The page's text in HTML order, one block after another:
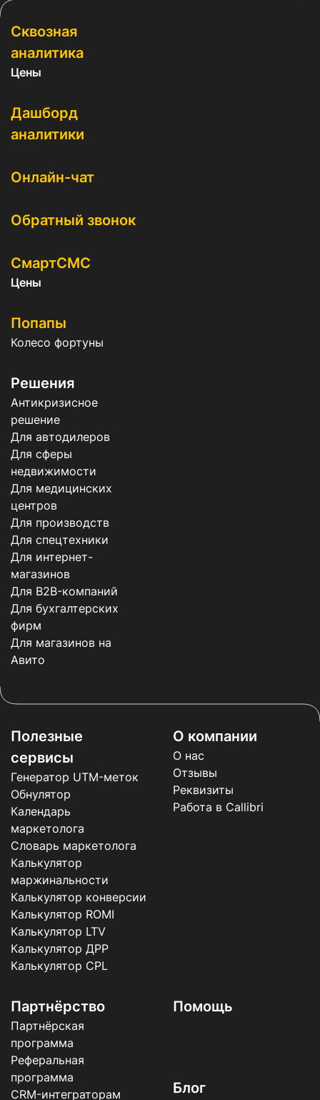
Сквозная
аналитика
Цены
Дашборд
аналитики
Онлайн-чат
Обратный звонок
СмартСМС
Цены
Попапы
Колесо фортуны
Решения
Антикризисное
решение
Для автодилеров
Для сферы
недвижимости
Для медицинских
центров
Для производств
Для спецтехники
Для интернет-
магазинов
Для B2B-компаний
Для бухгалтерских
фирм
Для магазинов на
Авито
Полезные
сервисы
Генератор UTM-меток
Обнулятор
Календарь
маркетолога
Словарь маркетолога
Калькулятор
маржинальности
Калькулятор конверсии
Калькулятор ROMI
Калькулятор LTV
Калькулятор ДРР
Калькулятор CPL
Блог
Помощь
О компании
О нас
Отзывы
Реквизиты
Работа в Callibri
Партнёрство
Партнёрская
программа
Реферальная
программа
CRM-интеграторам